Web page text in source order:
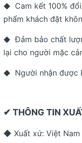
◆
Cam kết 100%
phẩm khách đặt
◆ Đảm bảo chất
lại cho người mặc
◆ Người nhận được
✔ THÔNG TIN
◆ Xuất xứ: Việt Nam